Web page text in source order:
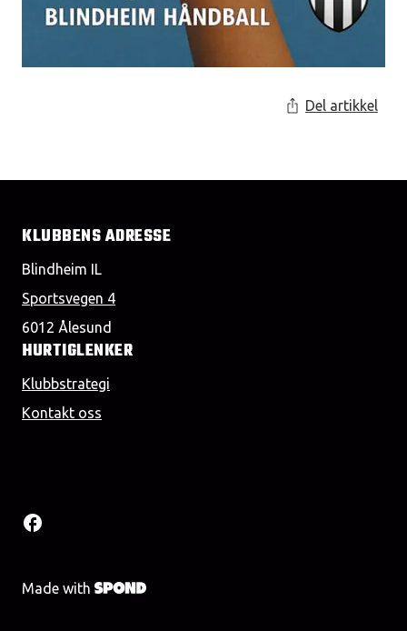
Del artikkel
KLUBBENS ADRESSE
Blindheim IL
Sportsvegen 4
6012 Ålesund
HURTIGLENKER
Klubbstrategi
Kontakt oss
Made with